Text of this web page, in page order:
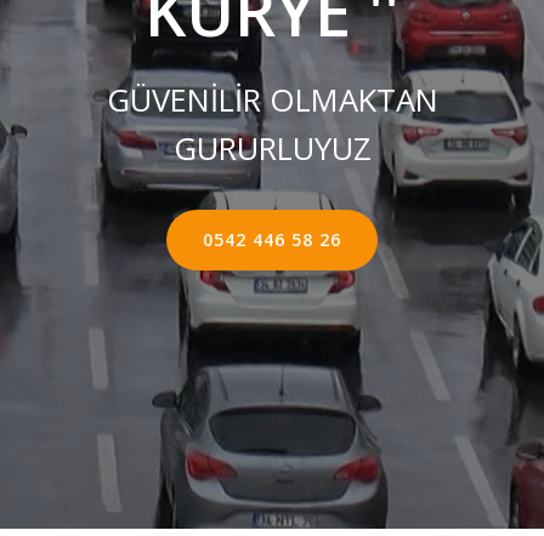
GÜVENİLİR OLMAKTAN
GURURLUYUZ
0542 446 58 26